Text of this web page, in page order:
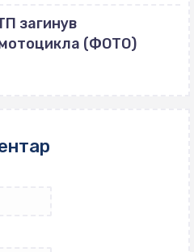
загинув
мотоцикла (ФОТО)